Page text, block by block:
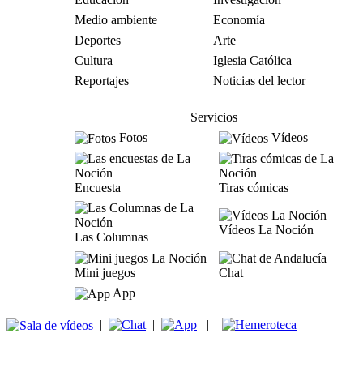
Medio ambiente
Economía
Deportes
Arte
Cultura
Iglesia Católica
Reportajes
Noticias del lector
Servicios
Fotos
Vídeos
Encuesta Tiras cómicas
Las Columnas
Vídeos La Noción
Mini juegos
Chat
App
| | |